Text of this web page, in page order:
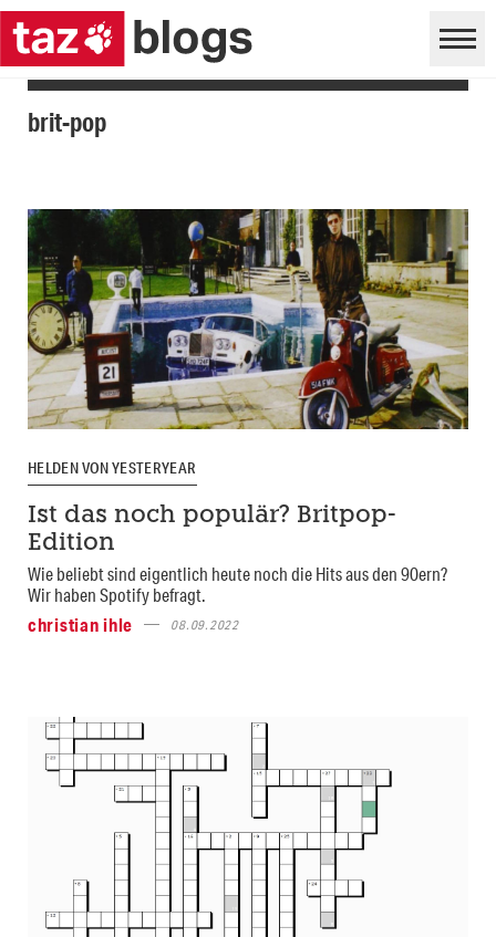
brit-pop
HELDEN VON YESTERYEAR
Ist das noch populär? Britpop-
Edition
Wie beliebt sind eigentlich heute noch die Hits aus den 90ern?
Wir haben Spotify befragt.
christian ihle
08.09.2022